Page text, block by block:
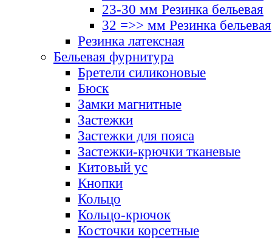
23-30 мм Резинка бельевая
32 =>> мм Резинка бельевая
Резинка латексная
Бельевая фурнитура
Бретели силиконовые
Бюск
Замки магнитные
Застежки
Застежки для пояса
Застежки-крючки тканевые
Китовый ус
Кнопки
Кольцо
Кольцо-крючок
Косточки корсетные